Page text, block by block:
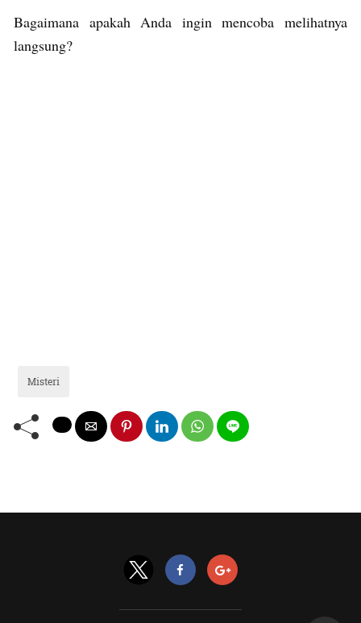
Bagaimana apakah Anda ingin mencoba melihatnya
langsung?
Misteri